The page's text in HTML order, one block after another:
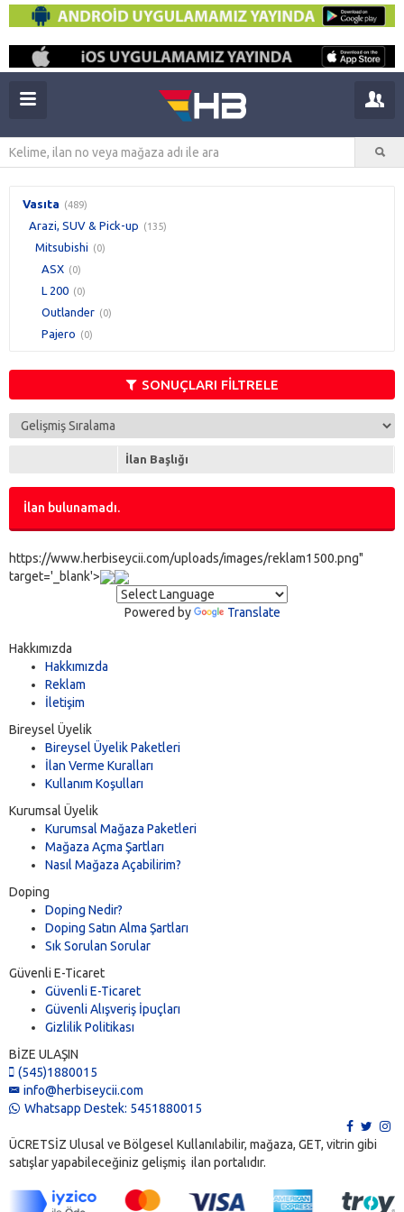
Vasıta (489)
Arazi, SUV & Pick-up (135)
Mitsubishi (0)
ASX (0)
L 200 (0)
Outlander (0)
Pajero (0)
SONUÇLARI FİLTRELE
İlan Başlığı
İlan bulunamadı.
https://www.herbiseycii.com/uploads/images/reklam1500.png"
target='_blank'>
Powered by Translate
Hakkımızda
Hakkımızda
Reklam
İletişim
Bireysel Üyelik
Bireysel Üyelik Paketleri
İlan Verme Kuralları
Kullanım Koşulları
Kurumsal Üyelik
Kurumsal Mağaza Paketleri
Mağaza Açma Şartları
Nasıl Mağaza Açabilirim?
Doping
Doping Nedir?
Doping Satın Alma Şartları
Sık Sorulan Sorular
Güvenli E-Ticaret
Güvenli E-Ticaret
Güvenli Alışveriş İpuçları
Gizlilik Politikası
BİZE ULAŞIN
(545)1880015
info@herbiseycii.com
Whatsapp Destek: 5451880015
ÜCRETSİZ Ulusal ve Bölgesel Kullanılabilir, mağaza, GET, vitrin gibi
satışlar yapabileceğiniz gelişmiş ilan portalıdır.